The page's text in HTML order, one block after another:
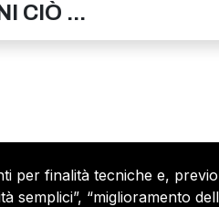
CIÒ ...
per finalità tecniche e,
semplici”, “miglioramento